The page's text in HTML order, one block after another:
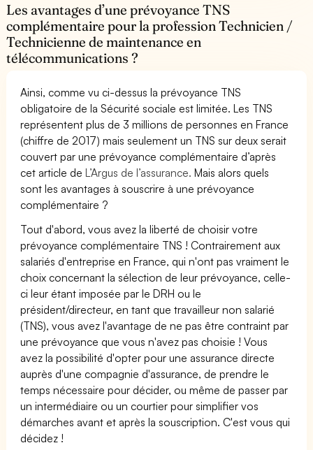
Les avantages d’une prévoyance TNS
complémentaire pour la profession Technicien /
Technicienne de maintenance en
télécommunications ?
Ainsi, comme vu ci-dessus la prévoyance TNS
obligatoire de la Sécurité sociale est limitée. Les TNS
représentent plus de 3 millions de personnes en France
(chiffre de 2017) mais seulement un TNS sur deux serait
couvert par une prévoyance complémentaire d’après
cet article deL’Argus de l’assurance. Mais alors quels
sont les avantages à souscrire à une prévoyance
complémentaire ?
Tout d'abord, vous avez la liberté de choisir votre
prévoyance complémentaire TNS ! Contrairement aux
salariés d'entreprise en France, qui n'ont pas vraiment le
choix concernant la sélection de leur prévoyance, celle-
ci leur étant imposée par le DRH ou le
président/directeur, en tant que travailleur non salarié
(TNS), vous avez l'avantage de ne pas être contraint par
une prévoyance que vous n'avez pas choisie ! Vous
avez la possibilité d'opter pour une assurance directe
auprès d'une compagnie d'assurance, de prendre le
temps nécessaire pour décider, ou même de passer par
un intermédiaire ou un courtier pour simplifier vos
démarches avant et après la souscription. C'est vous qui
décidez !